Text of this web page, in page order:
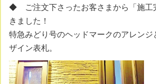
◆ ご注文下さったお客さまから「施工
きました！
特急みどり号のヘッドマークのアレンジ
ザイン表札。